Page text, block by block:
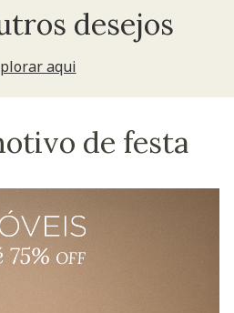
desejos
aqui
de festa